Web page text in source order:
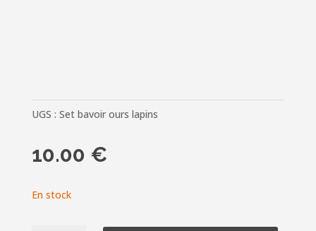
UGS : Set bavoir ours lapins
10.00 €
En stock